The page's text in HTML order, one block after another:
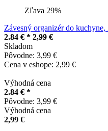
Zľava 29%
Závesný organizér do
2.84 € * 2,99 €
Skladom
Pôvodne: 3,99 €
Cena v eshope: 2,99 €
Výhodná cena
2.84 € *
Pôvodne: 3,99 €
Výhodná cena
2,99 €